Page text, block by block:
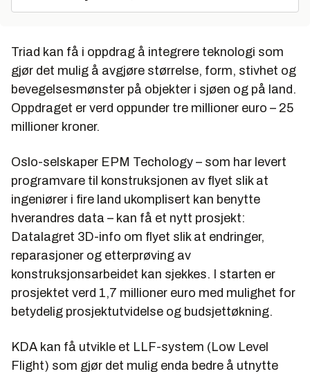
Triad kan få i oppdrag å integrere teknologi som
gjør det mulig å avgjøre størrelse, form, stivhet og
bevegelsesmønster på objekter i sjøen og på land.
Oppdraget er verd oppunder tre millioner euro – 25
millioner kroner.
Oslo-selskaper EPM Techology – som har levert
programvare til konstruksjonen av flyet slik at
ingeniører i fire land ukomplisert kan benytte
hverandres data – kan få et nytt prosjekt:
Datalagret 3D-info om flyet slik at endringer,
reparasjoner og etterprøving av
konstruksjonsarbeidet kan sjekkes. I starten er
prosjektet verd 1,7 millioner euro med mulighet for
betydelig prosjektutvidelse og budsjettøkning.
KDA kan få utvikle et LLF-system (Low Level
Flight) som gjør det mulig enda bedre å utnytte